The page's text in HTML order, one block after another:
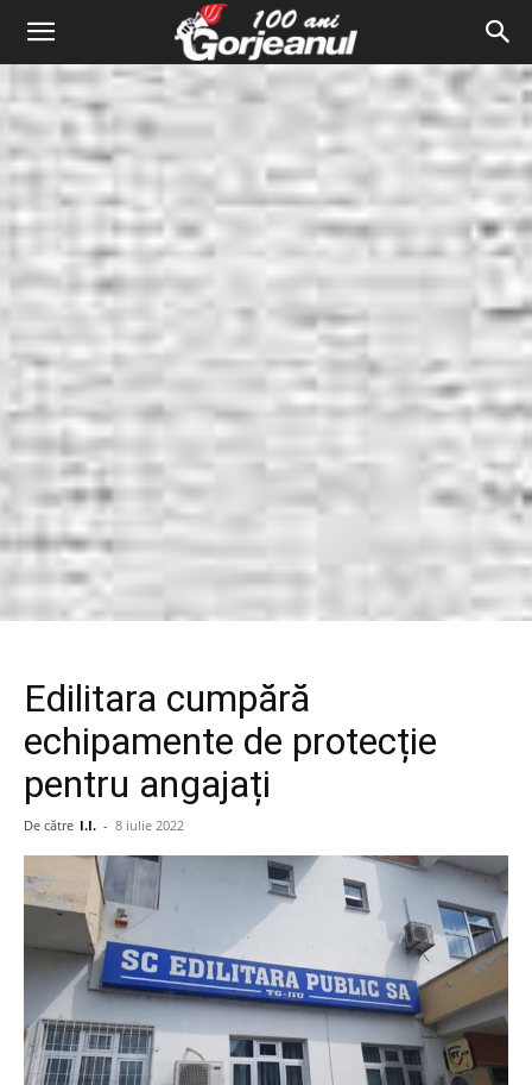
Edilitara cumpără
echipamente de protecție
pentru angajați
De către I.I. - 8 iulie 2022